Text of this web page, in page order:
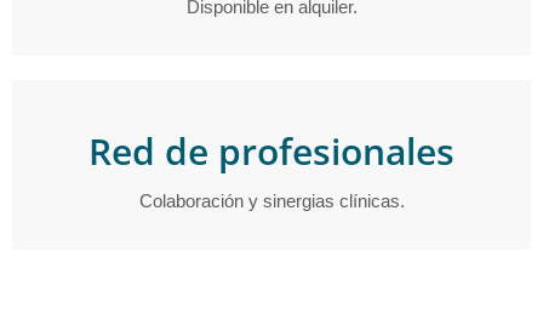
Disponible en alquiler.
Red de profesionales
Colaboración y sinergias clínicas.